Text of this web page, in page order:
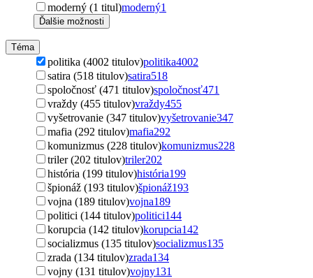
moderný (1 titul)moderný1
Ďalšie možnosti
Téma
politika (4002 titulov)politika4002
satira (518 titulov)satira518
spoločnosť (471 titulov)spoločnosť471
vraždy (455 titulov)vraždy455
vyšetrovanie (347 titulov)vyšetrovanie347
mafia (292 titulov)mafia292
komunizmus (228 titulov)komunizmus228
triler (202 titulov)triler202
história (199 titulov)história199
špionáž (193 titulov)špionáž193
vojna (189 titulov)vojna189
politici (144 titulov)politici144
korupcia (142 titulov)korupcia142
socializmus (135 titulov)socializmus135
zrada (134 titulov)zrada134
vojny (131 titulov)vojny131